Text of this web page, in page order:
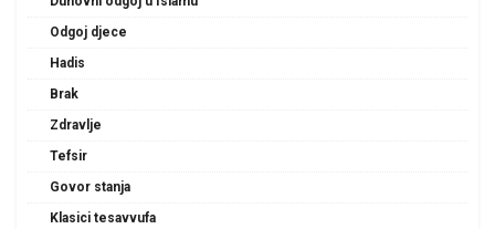
Odgoj djece
Hadis
Brak
Zdravlje
Tefsir
Govor stanja
Klasici tesavvufa